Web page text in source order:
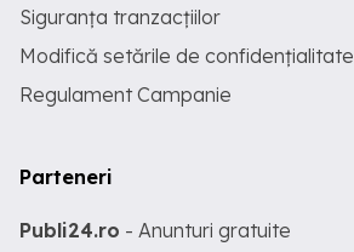
Siguranța tranzacțiilor
Modifică setările de confidențialitate
Regulament Campanie
Parteneri
Publi24.ro - Anunturi gratuite